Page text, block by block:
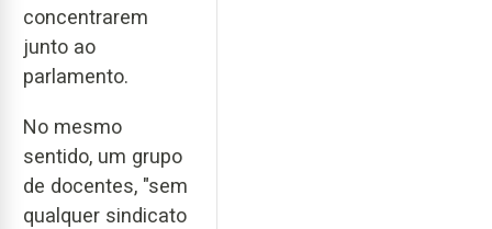
concentrarem
junto ao
parlamento.
No mesmo
sentido, um grupo
de docentes, "sem
qualquer sindicato